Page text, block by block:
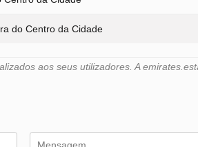
do Centro da Cidade
aos seus utilizadores. A